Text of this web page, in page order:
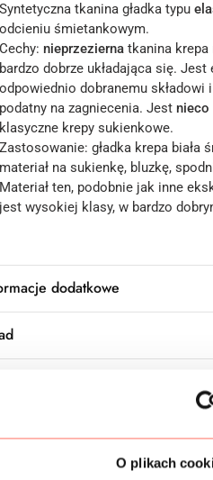
O plikach
Syntetyczna tkanina gładka typu
odcieniu śmietankowym.
Cechy: nieprzezierna tkanina
bardzo dobrze układająca się.
odpowiednio dobranemu
podatny na zagniecenia. Jest nieco
klasyczne krepy sukienkowe.
Zastosowanie: gładka krepa
materiał na sukienkę, bluzkę,
Materiał ten, podobnie jak inne
jest wysokiej klasy, w bardzo
dodatkowe